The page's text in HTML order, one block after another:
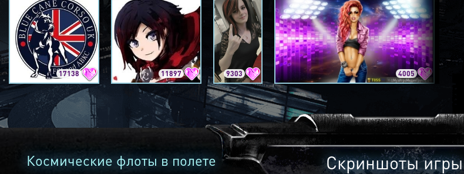
17138 11897 9303 4005
Космические флоты в полете Скриншоты игры